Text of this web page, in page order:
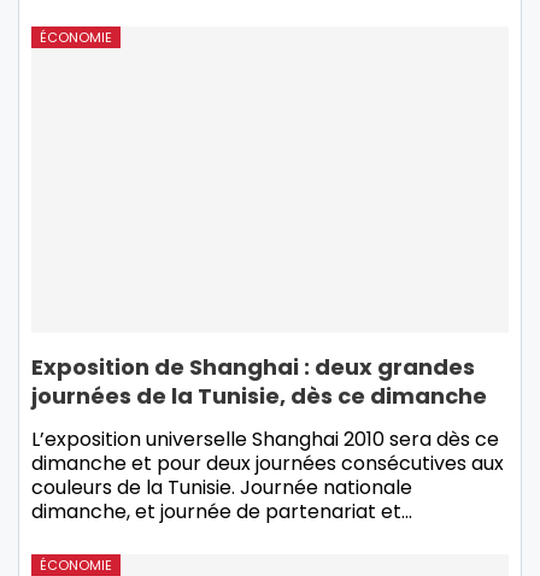
ÉCONOMIE
Exposition de Shanghai : deux grandes
journées de la Tunisie, dès ce dimanche
L’exposition universelle Shanghai 2010 sera dès ce
dimanche et pour deux journées consécutives aux
couleurs de la Tunisie. Journée nationale
dimanche, et journée de partenariat et…
ÉCONOMIE